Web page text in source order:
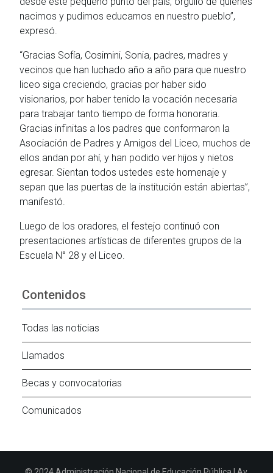
nacimos y pudimos educarnos en nuestro pueblo”,
expresó.
“Gracias Sofía, Cosimini, Sonia, padres, madres y
vecinos que han luchado año a año para que nuestro
liceo siga creciendo, gracias por haber sido
visionarios, por haber tenido la vocación necesaria
para trabajar tanto tiempo de forma honoraria.
Gracias infinitas a los padres que conformaron la
Asociación de Padres y Amigos del Liceo, muchos de
ellos andan por ahí, y han podido ver hijos y nietos
egresar. Sientan todos ustedes este homenaje y
sepan que las puertas de la institución están abiertas”,
manifestó.
Luego de los oradores, el festejo continuó con
presentaciones artísticas de diferentes grupos de la
Escuela N° 28 y el Liceo.
Contenidos
Todas las noticias
Llamados
Becas y convocatorias
Comunicados